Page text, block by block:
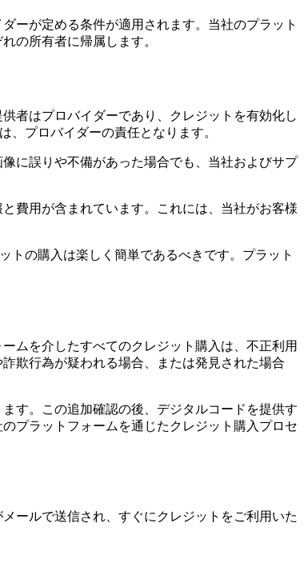
ーが定める条件が適用されます。当社のプラット
の所有者に帰属します。
者はプロバイダーであり、クレジットを有効化し
、プロバイダーの責任となります。
に誤りや不備があった場合でも、当社およびサプ
費用が含まれています。これには、当社がお客様
トの購入は楽しく簡単であるべきです。プラット
ムを介したすべてのクレジット購入は、不正利用
欺行為が疑われる場合、または発見された場合
す。この追加確認の後、デジタルコードを提供す
プラットフォームを通じたクレジット購入プロセ
ールで送信され、すぐにクレジットをご利用いた